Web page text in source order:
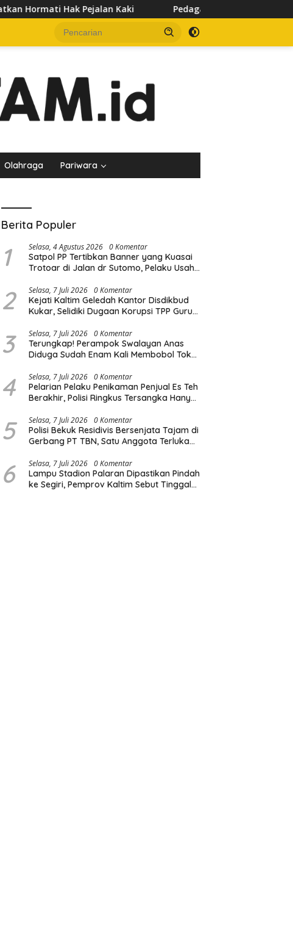
Kaki Pedagang Keluhkan Sepinya Pasar Pagi
Olahraga Pariwara
Berita Populer
1 Selasa, 4 Agustus 2026 0 Komentar
Satpol PP Tertibkan Banner yang Kuasai
Trotoar di Jalan dr Sutomo, Pelaku Usaha
2 Selasa, 7 Juli 2026 0 Komentar
Kejati Kaltim Geledah Kantor Disdikbud
Kukar, Selidiki Dugaan Korupsi TPP Guru
3 Selasa, 7 Juli 2026 0 Komentar
Terungkap! Perampok Swalayan Anas
Diduga Sudah Enam Kali Membobol Toko
4 Selasa, 7 Juli 2026 0 Komentar
Pelarian Pelaku Penikaman Penjual Es Teh
Berakhir, Polisi Ringkus Tersangka Hanya
5 Selasa, 7 Juli 2026 0 Komentar
Polisi Bekuk Residivis Bersenjata Tajam di
Gerbang PT TBN, Satu Anggota Terluka
6 Selasa, 7 Juli 2026 0 Komentar
Lampu Stadion Palaran Dipastikan Pindah
ke Segiri, Pemprov Kaltim Sebut Tinggal